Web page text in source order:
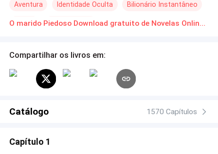
Aventura Identidade Oculta Bilionário Instantâneo
Drama Genro Incrível O marido Piedoso Download gratuito de Novelas Online em PDF
Compartilhar os livros em:
Catálogo 1570 Capítulos
Capítulo 1